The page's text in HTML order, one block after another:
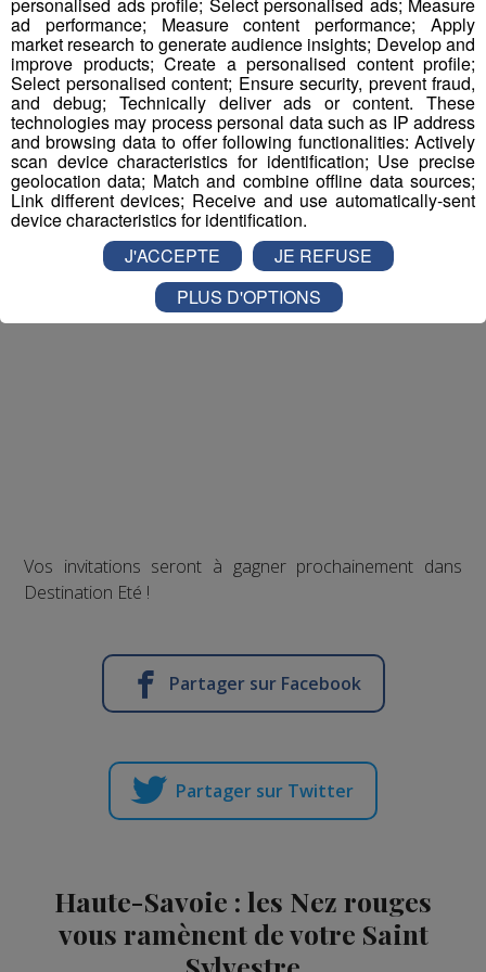
ALPES!
Nathan est allé tester pour vousVerticalp Émosson,
dans la Vallée du Trient:
Vos invitations seront à gagner prochainement dans
Destination Eté !
Partager sur Facebook
Partager sur Twitter
Haute-Savoie : les Nez rouges
vous ramènent de votre Saint
ad performance; Measure content performance; Apply
market research to generate audience insights; Develop and
improve products; Create a personalised content profile;
Select personalised content; Ensure security, prevent fraud,
and debug; Technically deliver ads or content. These
technologies may process personal data such as IP address
and browsing data to offer following functionalities: Actively
scan device characteristics for identification; Use precise
geolocation data; Match and combine offline data sources;
Link different devices; Receive and use automatically-sent
device characteristics for identification.
J'ACCEPTE
JE REFUSE
PLUS D'OPTIONS